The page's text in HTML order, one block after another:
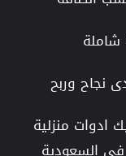
نجاح وربح
ادوات منزلية
السعودية